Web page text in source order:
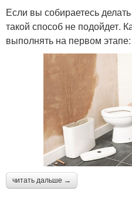
Если вы собираетесь
такой способ не подойдет.
выполнять на первом этапе:
читать дальше →